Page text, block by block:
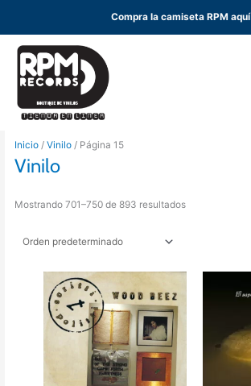
Compra la camiseta RPM aquí
contenido
Inicio /Vinilo / Página 15
Vinilo
Mostrando 701–750 de 893 resultados